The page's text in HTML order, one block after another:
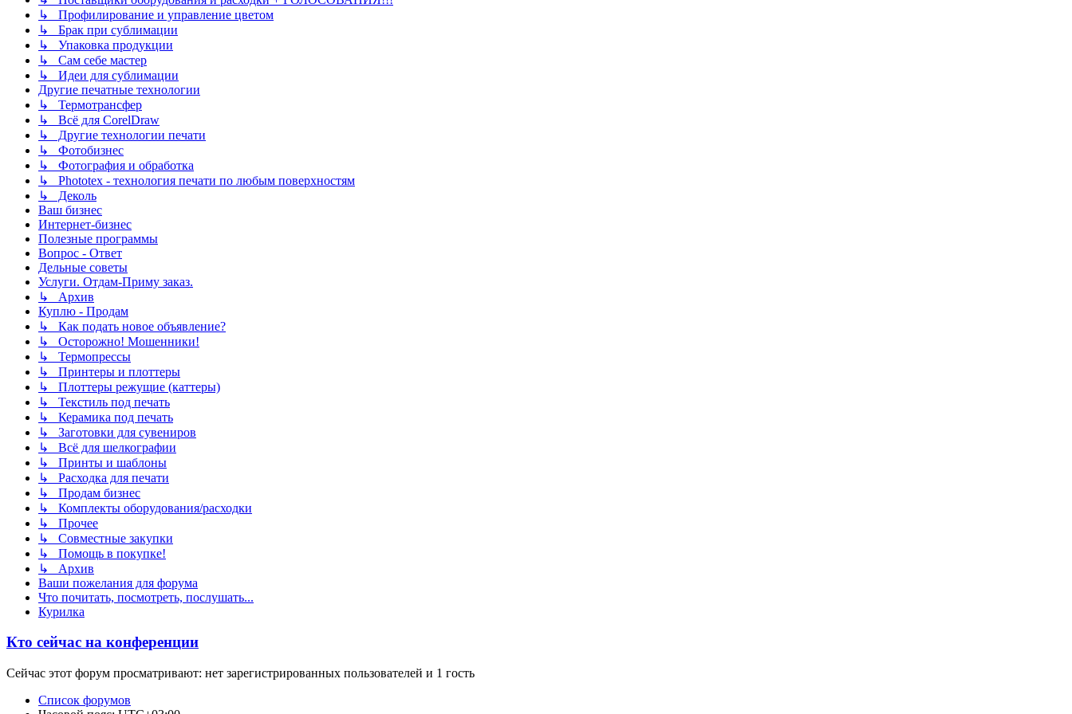
↳ Профилирование и управление цветом
↳ Брак при сублимации
↳ Упаковка продукции
↳ Сам себе мастер
↳ Идеи для сублимации
Другие печатные технологии
↳ Термотрансфер
↳ Всё для CorelDraw
↳ Другие технологии печати
↳ Фотобизнес
↳ Фотография и обработка
↳ Phototex - технология печати по любым поверхностям
↳ Деколь
Ваш бизнес
Интернет-бизнес
Полезные программы
Вопрос - Ответ
Дельные советы
Услуги. Отдам-Приму заказ.
↳ Архив
Куплю - Продам
↳ Как подать новое объявление?
↳ Осторожно! Мошенники!
↳ Термопрессы
↳ Принтеры и плоттеры
↳ Плоттеры режущие (каттеры)
↳ Текстиль под печать
↳ Керамика под печать
↳ Заготовки для сувениров
↳ Всё для шелкографии
↳ Принты и шаблоны
↳ Расходка для печати
↳ Продам бизнес
↳ Комплекты оборудования/расходки
↳ Прочее
↳ Совместные закупки
↳ Помощь в покупке!
↳ Архив
Ваши пожелания для форума
Что почитать, посмотреть, послушать...
Курилка
Кто сейчас на конференции
Сейчас этот форум просматривают: нет зарегистрированных пользователей и 1 гость
Список форумов